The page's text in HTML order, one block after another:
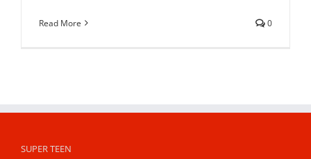
Read More 0
SUPER TEEN